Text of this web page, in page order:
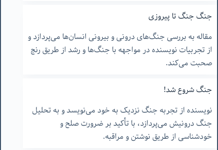
جنگ جنگ تا پیروزی
مقاله به بررسی جنگ‌های درونی و بیرونی انسان‌ها می‌پردازد و
از تجربیات نویسنده در مواجهه با جنگ‌ها و رشد از طریق رنج
صحبت می‌کند.
جنگ شروع شد!
نویسنده از تجربه جنگ نزدیک به خود می‌نویسد و به تحلیل
جنگ درونیش می‌پردازد، با تأکید بر ضرورت صلح و
خودشناسی از طریق نوشتن و مراقبه.